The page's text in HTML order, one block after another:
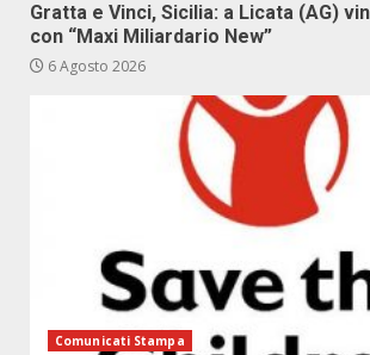
Gratta e Vinci, Sicilia: a Licata (AG)
con “Maxi Miliardario New”
6 Agosto 2026
Comunicati Stampa